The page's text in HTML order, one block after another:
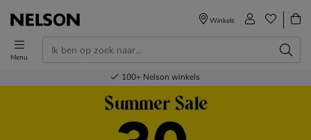
Menu
Winkels
Voor 23.00u besteld,volgende dag in huis
Gratisverzending en retour
Bestel nu,betaal later
100+ Nelson winkels